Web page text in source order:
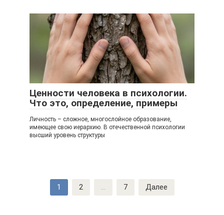
Ценности человека в психологии.
Что это, определение, примеры
Личность – сложное, многослойное образование,
имеющее свою иерархию. В отечественной психологии
высший уровень структуры
1 2 ... 7 Далее